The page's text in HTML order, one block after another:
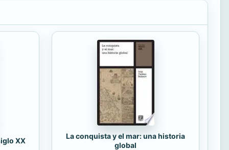
XX
La conquista y el mar: una historia
global